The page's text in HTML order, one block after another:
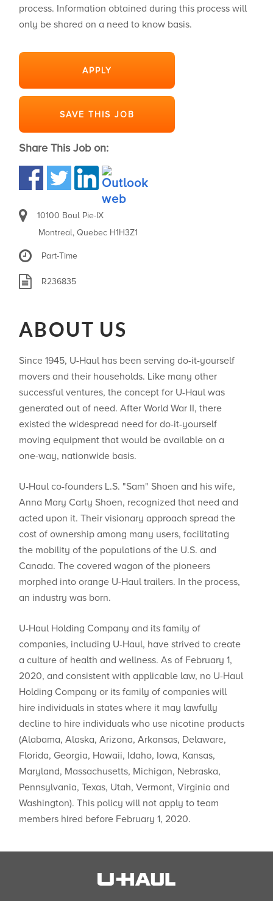
process. Information obtained during this process will
only be shared on a need to know basis.
APPLY
SAVE THIS JOB
Share This Job on:
10100 Boul Pie-IX
Montreal, Quebec H1H3Z1
Part-Time
R236835
ABOUT US
Since 1945, U-Haul has been serving do-it-yourself
movers and their households. Like many other
successful ventures, the concept for U-Haul was
generated out of need. After World War II, there
existed the widespread need for do-it-yourself
moving equipment that would be available on a
one-way, nationwide basis.
U-Haul co-founders L.S. "Sam" Shoen and his wife,
Anna Mary Carty Shoen, recognized that need and
acted upon it. Their visionary approach spread the
cost of ownership among many users, facilitating
the mobility of the populations of the U.S. and
Canada. The covered wagon of the pioneers
morphed into orange U-Haul trailers. In the process,
an industry was born.
U-Haul Holding Company and its family of
companies, including U-Haul, have strived to create
a culture of health and wellness. As of February 1,
2020, and consistent with applicable law, no U-Haul
Holding Company or its family of companies will
hire individuals in states where ​it may lawfully
decline to hire individuals who use nicotine products
(Alabama, Alaska, Arizona, Arkansas, Delaware,
Florida, Georgia, Hawaii, Idaho, Iowa, Kansas,
Maryland, Massachusetts, Michigan, Nebraska,
Pennsylvania, Texas, Utah, Vermont, Virginia and
Washington). This policy will not apply to team
members hired before February 1, 2020.